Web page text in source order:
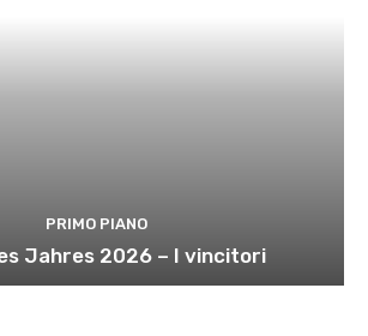
PRIMO PIANO
Jahres 2026 – I vincitori